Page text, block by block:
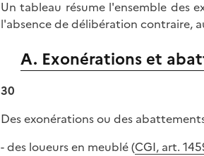
Un tableau résume l'ensemble des
l'absence de délibération contraire,
A. Exonérations et
30
Des exonérations ou des
- des loueurs en meublé (CGI, art.